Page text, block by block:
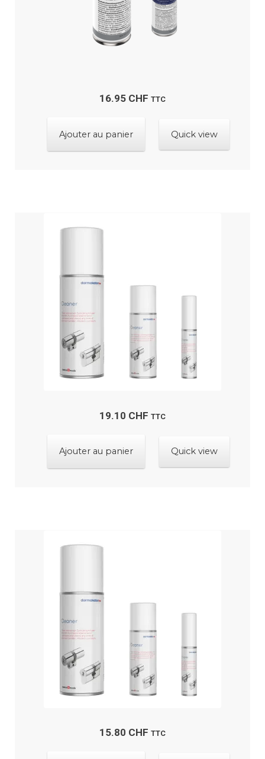
16.95 CHF TTC
Ajouter au panier Quick view
19.10 CHF TTC
Ajouter au panier Quick view
15.80 CHF TTC